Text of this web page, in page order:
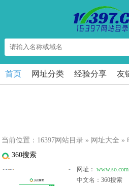
首页 网址分类 经验分享 友
当前位置： 16397网站目录 » 网址大全 »
360搜索
网址： www.so.com
中文名：360搜索